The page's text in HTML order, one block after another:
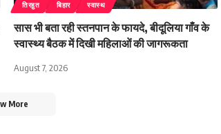
तिरहुत बिहार स्वास्थ
सास भी बता रही स्तनपान के फायदे, बीदूलिया गाँव के
स्वास्थ्य बैठक में दिखी महिलाओं की जागरूकता
August 7, 2026
More